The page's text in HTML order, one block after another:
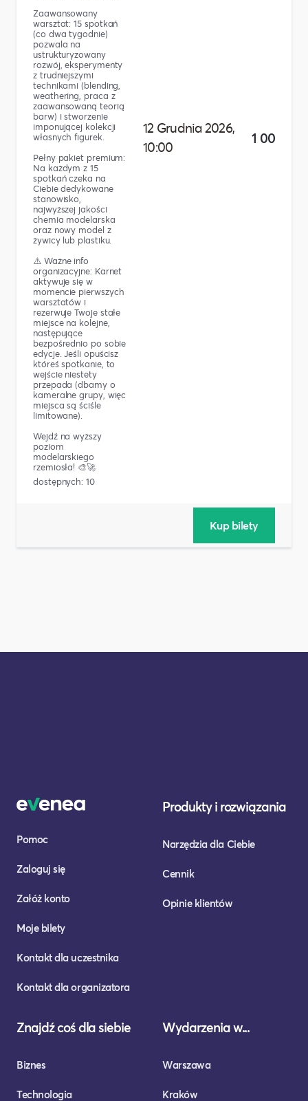
Zaawansowany
warsztat: 15 spotkań
(co dwa tygodnie)
pozwala na
ustrukturyzowany
rozwój, eksperymenty
z trudniejszymi
technikami (blending,
weathering, praca z
zaawansowaną teorią
barw) i stworzenie
imponującej kolekcji
własnych figurek.
Pełny pakiet premium:
Na każdym z 15
spotkań czeka na
Ciebie dedykowane
stanowisko,
najwyższej jakości
chemia modelarska
oraz nowy model z
żywicy lub plastiku.
⚠️ Ważne info
organizacyjne: Karnet
aktywuje się w
momencie pierwszych
warsztatów i
rezerwuje Twoje stałe
miejsce na kolejne,
następujące
bezpośrednio po sobie
edycje. Jeśli opuścisz
któreś spotkanie, to
wejście niestety
przepada (dbamy o
kameralne grupy, więc
miejsca są ściśle
limitowane).
Wejdź na wyższy
poziom
modelarskiego
rzemiosła! 🎨🚀
dostępnych: 10
12 Grudnia 2026,
10:00
1 000,00
Pomoc
Zaloguj się
Załóż konto
Moje bilety
Kontakt dla uczestnika
Kontakt dla organizatora
Produkty i rozwiązania
Narzędzia dla Ciebie
Cennik
Opinie klientów
Znajdź coś dla siebie
Biznes
Technologia
Wydarzenia w...
Warszawa
Kraków